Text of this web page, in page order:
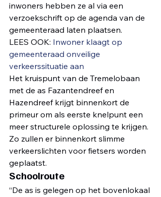
inwoners hebben ze al via een
verzoekschrift op de agenda van de
gemeenteraad laten plaatsen.
LEES OOK: Inwoner klaagt op
gemeenteraad onveilige
verkeerssituatie aan
﻿Het kruispunt van de Tremelobaan
met de as Fazantendreef en
Hazendreef krijgt binnenkort de
primeur om als eerste knelpunt een
meer structurele oplossing te krijgen.
Zo zullen er binnenkort slimme
verkeerslichten voor fietsers worden
geplaatst.
Schoolroute
“De as is gelegen op het bovenlokaal